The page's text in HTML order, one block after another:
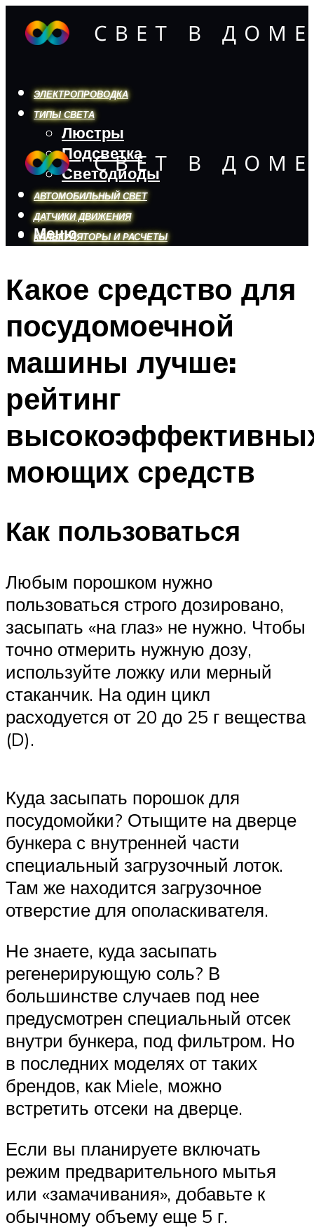
ЭЛЕКТРОПРОВОДКА
ТИПЫ СВЕТА
Люстры
Подсветка
Светодиоды
АВТОМОБИЛЬНЫЙ СВЕТ
ДАТЧИКИ ДВИЖЕНИЯ
КАЛЬКУЛЯТОРЫ И РАСЧЕТЫ
Меню
Меню
Какое средство для
посудомоечной
машины лучше:
рейтинг
моющих средств
Как пользоваться
Любым порошком нужно
пользоваться строго дозировано,
засыпать «на глаз» не нужно. Чтобы
точно отмерить нужную дозу,
используйте ложку или мерный
стаканчик. На один цикл
расходуется от 20 до 25 г вещества
(D).
Куда засыпать порошок для
посудомойки? Отыщите на дверце
бункера с внутренней части
специальный загрузочный лоток.
Там же находится загрузочное
отверстие для ополаскивателя.
Не знаете, куда засыпать
регенерирующую соль? В
большинстве случаев под нее
предусмотрен специальный отсек
внутри бункера, под фильтром. Но
в последних моделях от таких
брендов, как Miele, можно
встретить отсеки на дверце.
Если вы планируете включать
режим предварительного мытья
или «замачивания», добавьте к
обычному объему еще 5 г.